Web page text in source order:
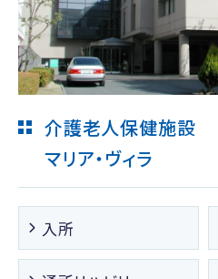
介護老人保健施設
マリア・ヴィラ
入所